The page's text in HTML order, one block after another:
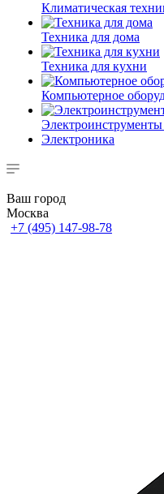
Климатическая
Техника для дома
Техника для кухни
Компьютерное
Электроинструменты
Электроника
Ваш город
Москва
+7 (495) 147-98-78